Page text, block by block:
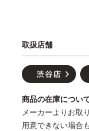
取扱店舗
商品の在庫につい
メーカーよりお取
用意できない場合